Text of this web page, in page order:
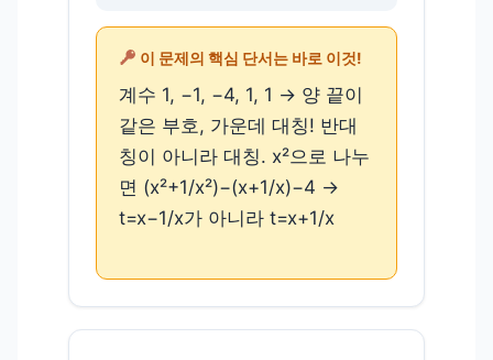
이 문제의 핵심 단서는 바로 이것!
계수 1, −1, −4, 1, 1 → 양 끝이
같은 부호, 가운데 대칭! 반대
칭이 아니라 대칭. x²으로 나누
면 (x²+1/x²)−(x+1/x)−4 →
t=x−1/x가 아니라 t=x+1/x